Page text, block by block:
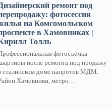
ремонт под
фотосессия
на Комсомольском
в Хамовниках |
Толль
фотосъёмка
после ремонта под продажу
сталинском доме напротив МДМ.
Хамовники, метро…